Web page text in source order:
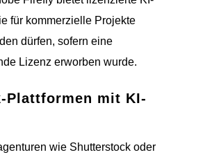
für kommerzielle Projekte
dürfen, sofern eine
Lizenz erworben wurde.
Plattformen mit KI-
wie Shutterstock oder